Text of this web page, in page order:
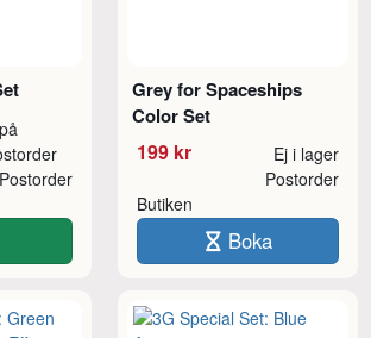
Postorder
Grey for Spaceships
Color Set
199 kr Ej i lager
Butiken
Postorder
Boka